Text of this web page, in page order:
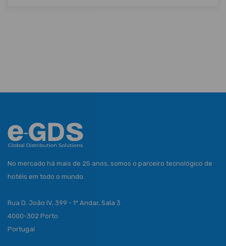
No mercado há mais de 25 anos, somos o parceiro tecnológico de
hotéis em todo o mundo.
Rua D. João IV, 399 - 1º Andar, Sala 3
4000-302 Porto
Portugal